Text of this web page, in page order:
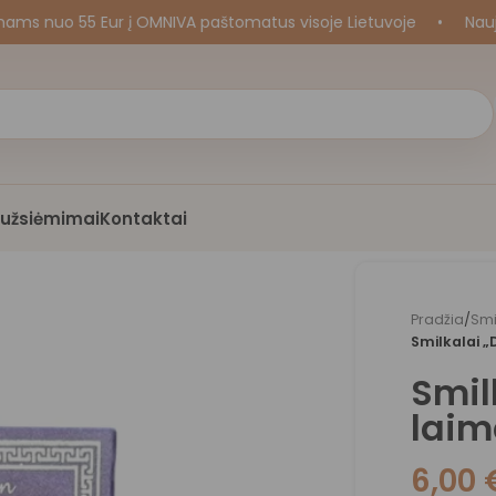
55 Eur į OMNIVA paštomatus visoje Lietuvoje • Naujos
Kontaktai
Pradžia/
Smilkalai
6,00